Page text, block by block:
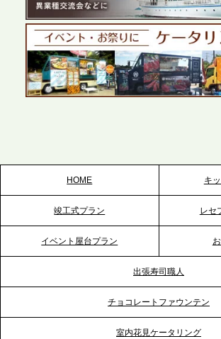
テーブル、千葉本社を新設。幕張・舞浜
ントから主要都市の社内懇親会まで、
かしたスムーズな対応を展開
2026.5.22
2026.5.20
プレスリリースのご案内｜ケータリン
2026.5.12
プレスリリースのご案内｜ケータリング
HOME キ
竣工式プラン レセ
イベント屋台プラン
出張寿司職人
チョコレートファウンテン
室内花見ケータリング